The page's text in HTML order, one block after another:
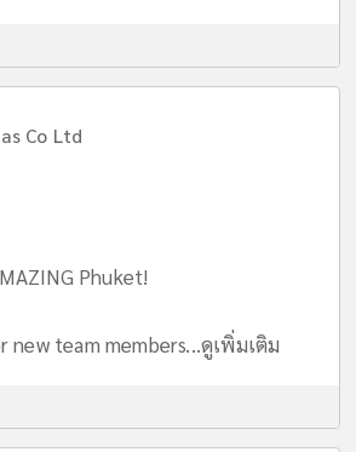
Co Ltd
Phuket!
new team members...ดูเพิ่มเติม